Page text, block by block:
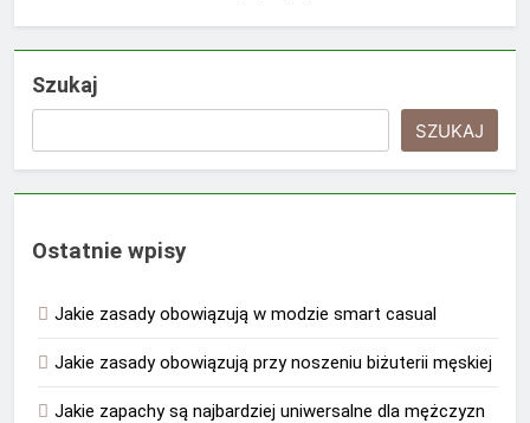
Szukaj
SZUKAJ
Ostatnie wpisy
Jakie zasady obowiązują w modzie smart casual
Jakie zasady obowiązują przy noszeniu biżuterii męskiej
Jakie zapachy są najbardziej uniwersalne dla mężczyzn